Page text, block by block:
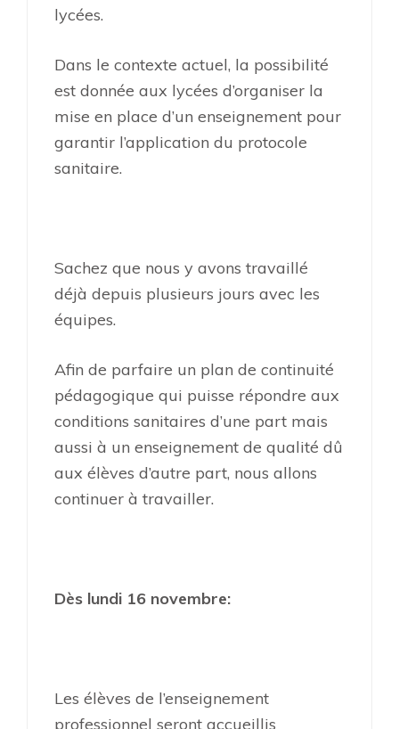
lycées.
Dans le contexte actuel, la possibilité
est donnée aux lycées d’organiser la
mise en place d’un enseignement pour
garantir l’application du protocole
sanitaire.
Sachez que nous y avons travaillé
déjà depuis plusieurs jours avec les
équipes.
Afin de parfaire un plan de continuité
pédagogique qui puisse répondre aux
conditions sanitaires d’une part mais
aussi à un enseignement de qualité dû
aux élèves d’autre part, nous allons
continuer à travailler.
Dès lundi 16 novembre:
Les élèves de l’enseignement
professionnel seront accueillis